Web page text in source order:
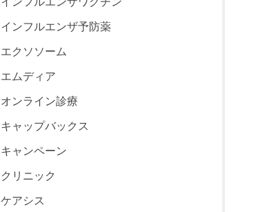
インフルエンザ予防薬
エクソソーム
エムディア
オンライン診療
キャップバックス
キャンペーン
クリニック
ケアシス